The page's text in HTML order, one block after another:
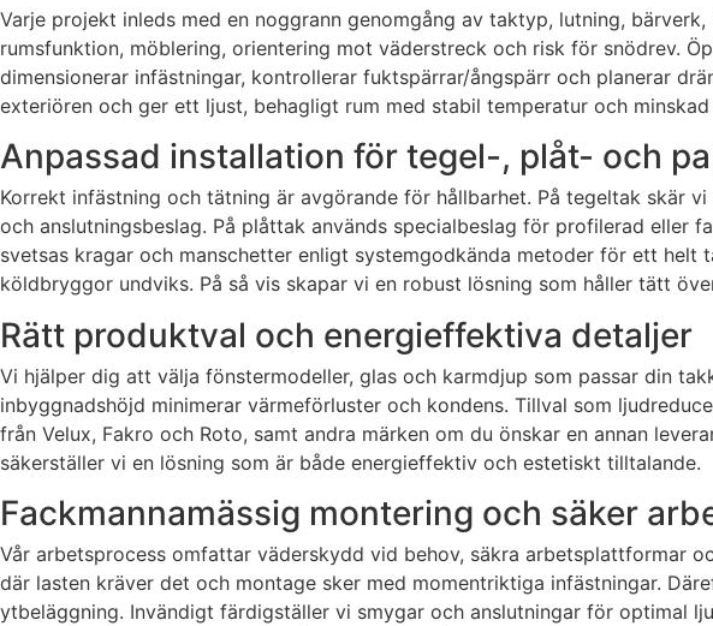
Varje projekt inleds med en noggrann genomgång av taktyp, lutning,
rumsfunktion, möblering, orientering mot väderstreck och risk för snödrev.
dimensionerar infästningar, kontrollerar fuktspärrar/ångspärr och planerar
exteriören och ger ett ljust, behagligt rum med stabil temperatur och
Anpassad installation för tegel-, plåt- och
Korrekt infästning och tätning är avgörande för hållbarhet. På tegeltak skär
och anslutningsbeslag. På plåttak används specialbeslag för profilerad
svetsas kragar och manschetter enligt systemgodkända metoder för ett
köldbryggor undviks. På så vis skapar vi en robust lösning som håller tätt
Rätt produktval och energieffektiva detaljer
Vi hjälper dig att välja fönstermodeller, glas och karmdjup som passar din
inbyggnadshöjd minimerar värmeförluster och kondens. Tillval som
från Velux, Fakro och Roto, samt andra märken om du önskar en annan
säkerställer vi en lösning som är både energieffektiv och estetiskt tilltalande.
Fackmannamässig montering och säker
Vår arbetsprocess omfattar väderskydd vid behov, säkra arbetsplattformar
där lasten kräver det och montage sker med momentriktiga infästningar.
ytbeläggning. Invändigt färdigställer vi smygar och anslutningar för optimal